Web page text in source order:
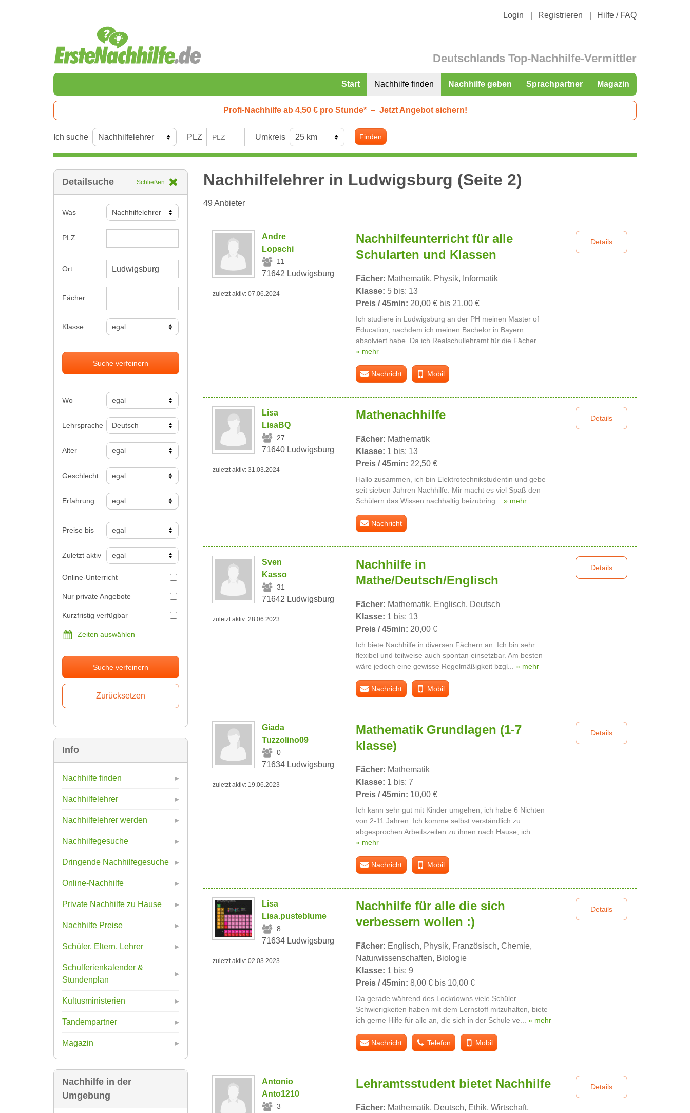
Login Registrieren Hilfe / FAQ
Deutschlands Top-Nachhilfe-Vermittler
Start Nachhilfe finden Nachhilfe geben Sprachpartner Magazin
Profi-Nachhilfe ab 4,50 € pro Stunde* – Jetzt Angebot sichern!
Ich suche PLZ Umkreis Finden
Detailsuche Schließen
Was
PLZ
Ort
Fächer
Klasse
Suche verfeinern
Wo
Lehrsprache
Alter
Geschlecht
Erfahrung
Preise bis
Zuletzt aktiv
Online-Unterricht
Nur private Angebote
Kurzfristig verfügbar
Zeiten auswählen
Suche verfeinern
Info
Nachhilfe finden
Nachhilfelehrer
Nachhilfelehrer werden
Nachhilfegesuche
Dringende Nachhilfegesuche
Online-Nachhilfe
Private Nachhilfe zu Hause
Nachhilfe Preise
Schüler, Eltern, Lehrer
Schulferienkalender &
Stundenplan
Kultusministerien
Tandempartner
Magazin
Nachhilfe in der
Umgebung
Nachhilfelehrer in Ludwigsburg (Seite 2)
49 Anbieter
Andre
Lopschi
11
71642 Ludwigsburg
zuletzt aktiv: 07.06.2024
Nachhilfeunterricht für alle
Schularten und Klassen
Fächer: Mathematik, Physik, Informatik
Klasse: 5 bis: 13
Preis / 45min: 20,00 € bis 21,00 €
Ich studiere in Ludwigsburg an der PH meinen Master of
Education, nachdem ich meinen Bachelor in Bayern
absolviert habe. Da ich Realschullehramt für die Fächer...
» mehr
Details
Nachricht Mobil
Lisa
LisaBQ
27
71640 Ludwigsburg
zuletzt aktiv: 31.03.2024
Mathenachhilfe
Fächer: Mathematik
Klasse: 1 bis: 13
Preis / 45min: 22,50 €
Hallo zusammen, ich bin Elektrotechnikstudentin und gebe
seit sieben Jahren Nachhilfe. Mir macht es viel Spaß den
Schülern das Wissen nachhaltig beizubring... » mehr
Details
Nachricht
Sven
Kasso
31
71642 Ludwigsburg
zuletzt aktiv: 28.06.2023
Nachhilfe in
Mathe/Deutsch/Englisch
Fächer: Mathematik, Englisch, Deutsch
Klasse: 1 bis: 13
Preis / 45min: 20,00 €
Ich biete Nachhilfe in diversen Fächern an. Ich bin sehr
flexibel und teilweise auch spontan einsetzbar. Am besten
wäre jedoch eine gewisse Regelmäßigkeit bzgl... » mehr
Details
Nachricht Mobil
Giada
Tuzzolino09
0
71634 Ludwigsburg
zuletzt aktiv: 19.06.2023
Mathematik Grundlagen (1-7
klasse)
Fächer: Mathematik
Klasse: 1 bis: 7
Preis / 45min: 10,00 €
Ich kann sehr gut mit Kinder umgehen, ich habe 6 Nichten
von 2-11 Jahren. Ich komme selbst verständlich zu
abgesprochen Arbeitszeiten zu ihnen nach Hause, ich ...
» mehr
Details
Nachricht Mobil
Lisa
Lisa.pusteblume
8
71634 Ludwigsburg
zuletzt aktiv: 02.03.2023
Nachhilfe für alle die sich
verbessern wollen :)
Fächer: Englisch, Physik, Französisch, Chemie,
Naturwissenschaften, Biologie
Klasse: 1 bis: 9
Preis / 45min: 8,00 € bis 10,00 €
Da gerade während des Lockdowns viele Schüler
Schwierigkeiten haben mit dem Lernstoff mitzuhalten, biete
ich gerne Hilfe für alle an, die sich in der Schule ve... » mehr
Details
Nachricht Telefon Mobil
Antonio
Anto1210
3
Lehramtsstudent bietet Nachhilfe
Fächer: Mathematik, Deutsch, Ethik, Wirtschaft,
Details